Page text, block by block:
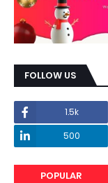
FOLLOW US
1.5k
500
POPULAR